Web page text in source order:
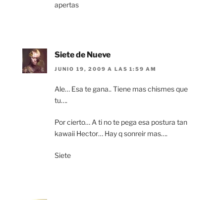
apertas
Siete de Nueve
JUNIO 19, 2009 A LAS 1:59 AM
Ale… Esa te gana.. Tiene mas chismes que
tu….
Por cierto… A ti no te pega esa postura tan
kawaii Hector… Hay q sonreir mas….
Siete